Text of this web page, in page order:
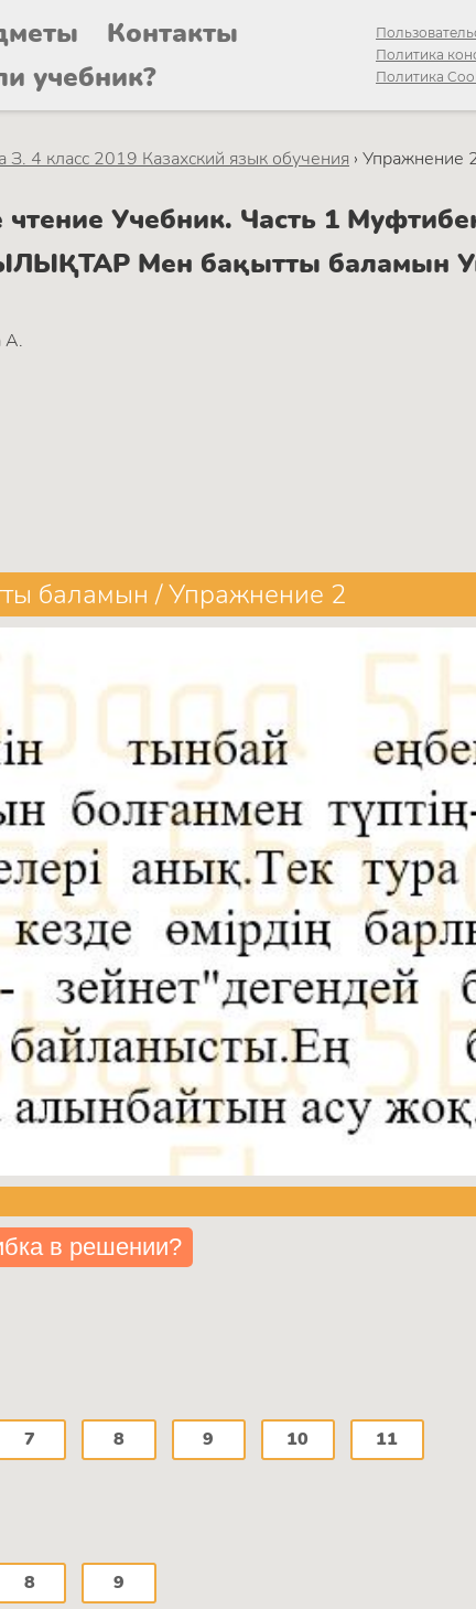
Контакты
учебник?
Политика
Политика
4 класс 2019 Казахский язык обучения › Упражнение
Учебник. Часть 1
Мен бақытты баламын
А.
баламын / Упражнение 2
в решении?
7 8 9 10 11
8 9